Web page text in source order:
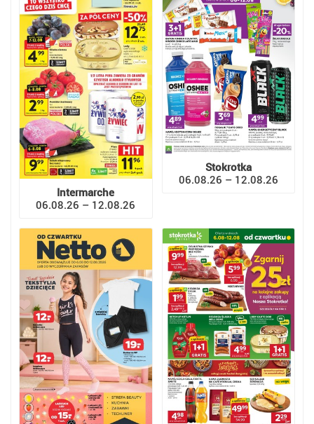
Intermarche
06.08.26 – 12.08.26
Stokrotka
06.08.26 – 12.08.26